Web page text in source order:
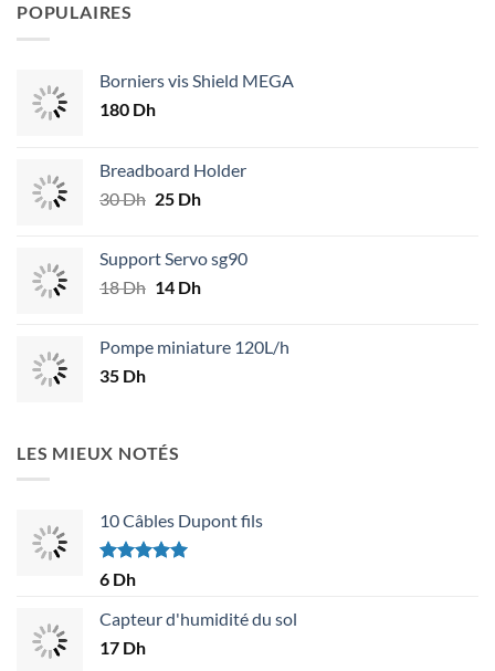
POPULAIRES
Borniers vis Shield MEGA
180 Dh
Breadboard Holder
30Dh Le
était :
30 Dh.
25 DhLe
est :
25 Dh.
Support Servo sg90
18Dh Le
était :
14 DhLe
est :
Pompe miniature 120L/h
35 Dh
LES MIEUX NOTÉS
10 Câbles Dupont fils
Note
6 Dh
Capteur d'humidité du sol
17 Dh